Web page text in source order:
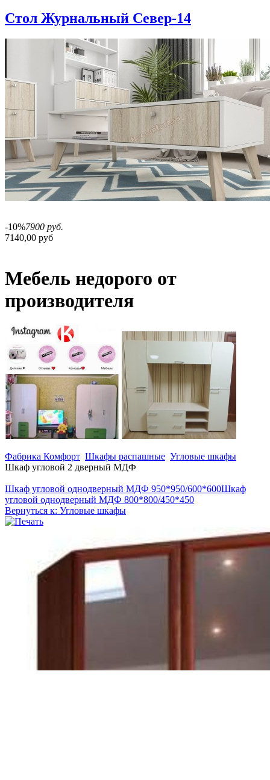
Стол Журнальный Север-14
-10%7900 руб.
7140,00 руб
Мебель недорого от
производителя
Фабрика Комфорт Шкафы распашные Угловые шкафы
Шкаф угловой 2 дверный МДФ
Шкаф угловой однодверный МДФ 950*950/600*600Шкаф
угловой однодверный МДФ 800*800/450*450
Вернуться к: Угловые шкафы